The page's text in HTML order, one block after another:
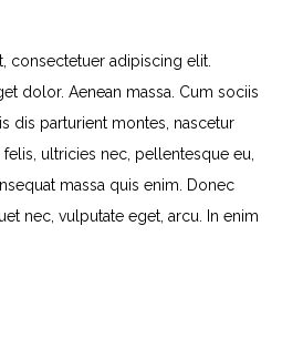
consectetuer adipiscing elit.
dolor. Aenean massa. Cum sociis
dis parturient montes, nascetur
ultricies nec, pellentesque eu,
massa quis enim. Donec
nec, vulputate eget, arcu. In enim